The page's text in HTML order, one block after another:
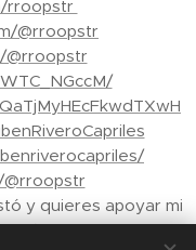
rroopstr
@rroopstr
@rroopstr
y quieres apoyar mi
de Binance a mi